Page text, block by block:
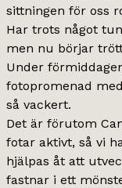
sittningen för oss
Har trots något
men nu börjar
Under
fotopromenad
så vackert.
Det är förutom
fotar aktivt, så vi
hjälpas åt att
fastnar i ett